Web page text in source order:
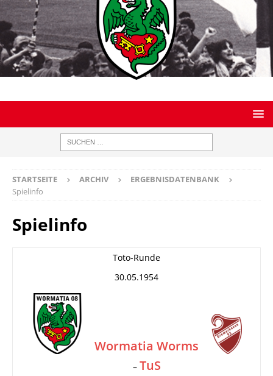
STARTSEITE ARCHIV
ERGEBNISDATENBANK
Spielinfo
Spielinfo
Toto-Runde
30.05.1954
Wormatia Worms
– TuS